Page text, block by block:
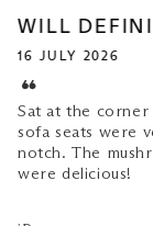
WILL
16 JULY 2026
Sat at the
sofa seats were
notch. The
were delicious!